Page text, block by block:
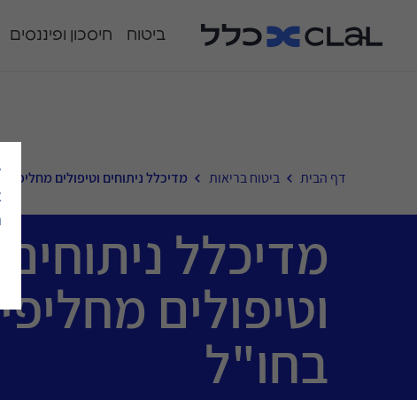
ביטוח חיסכון ופיננסים
דף הבית ביטוח בריאות מדיכלל ניתוחים וטיפולים מחליפי
מדיכלל ניתוחים
וטיפולים
בחו"ל